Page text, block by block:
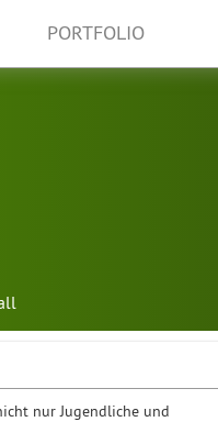
PORTFOLIO
nur Jugendliche und